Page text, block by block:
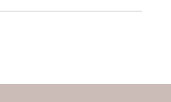
viele Veganer